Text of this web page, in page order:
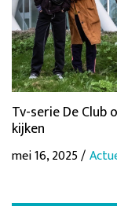
Tv-serie De Club
kijken
mei 16, 2025 /